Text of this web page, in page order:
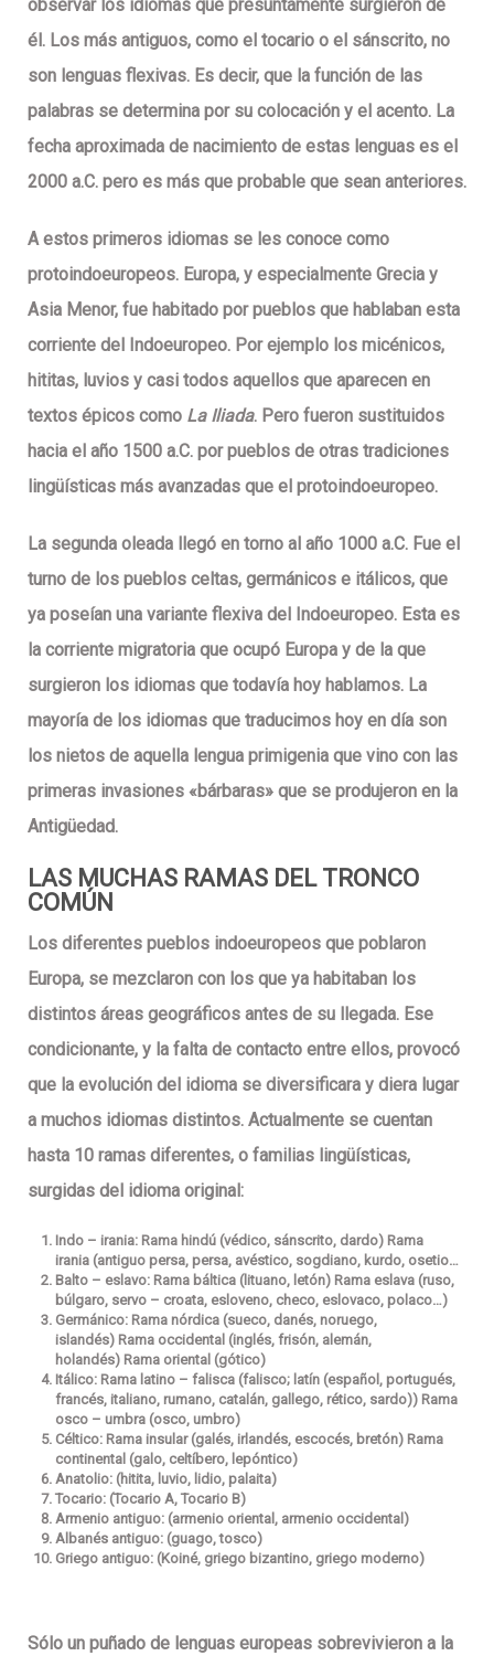
observar los idiomas que presuntamente surgieron de
él. Los más antiguos, como el tocario o el sánscrito, no
son lenguas flexivas. Es decir, que la función de las
palabras se determina por su colocación y el acento. La
fecha aproximada de nacimiento de estas lenguas es el
2000 a.C. pero es más que probable que sean anteriores.
A estos primeros idiomas se les conoce como
protoindoeuropeos. Europa, y especialmente Grecia y
Asia Menor, fue habitado por pueblos que hablaban esta
corriente del Indoeuropeo. Por ejemplo los micénicos,
hititas, luvios y casi todos aquellos que aparecen en
textos épicos como La Iliada. Pero fueron sustituidos
hacia el año 1500 a.C. por pueblos de otras tradiciones
lingüísticas más avanzadas que el protoindoeuropeo.
La segunda oleada llegó en torno al año 1000 a.C. Fue el
turno de los pueblos celtas, germánicos e itálicos, que
ya poseían una variante flexiva del
Indoeuropeo. Esta es
la corriente migratoria que ocupó Europa y de la que
surgieron los idiomas que todavía hoy hablamos. La
mayoría de los idiomas que traducimos hoy en día son
los nietos de aquella lengua primigenia que vino con las
primeras invasiones «bárbaras» que se produjeron en la
Antigüedad.
LAS MUCHAS RAMAS DEL TRONCO
COMÚN
Los diferentes pueblos indoeuropeos que poblaron
Europa, se mezclaron con los que ya habitaban los
distintos áreas geográficos antes de su llegada. Ese
condicionante, y la falta de contacto entre ellos, provocó
que la evolución del idioma se diversificara y diera lugar
a muchos idiomas distintos. Actualmente se cuentan
hasta 10 ramas diferentes, o familias lingüísticas,
surgidas del idioma original:
Indo – irania: Rama hindú (védico, sánscrito, dardo) Rama
irania (antiguo persa, persa, avéstico, sogdiano, kurdo, osetio…
Balto – eslavo: Rama báltica (lituano, letón) Rama eslava (ruso,
búlgaro, servo – croata, esloveno, checo, eslovaco, polaco…)
Germánico: Rama nórdica (sueco, danés, noruego,
islandés) Rama occidental (inglés, frisón, alemán,
holandés) Rama oriental (gótico)
Itálico: Rama latino – falisca (falisco; latín (español, portugués,
francés, italiano, rumano, catalán, gallego, rético, sardo)) Rama
osco – umbra (osco, umbro)
Céltico: Rama insular (galés, irlandés, escocés, bretón) Rama
continental (galo, celtíbero, lepóntico)
Anatolio: (hitita, luvio, lidio, palaita)
Tocario: (Tocario A, Tocario B)
Armenio antiguo: (armenio oriental, armenio occidental)
Albanés antiguo: (guago, tosco)
Griego antiguo: (Koiné, griego bizantino, griego moderno)
Sólo un puñado de lenguas europeas sobrevivieron a la